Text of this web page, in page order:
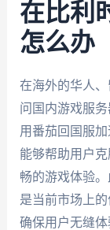
在比利
怎么办
在海外的华人
问国内游戏服
用番茄回国服
能够帮助用户
畅的游戏体验
是当前市场上
确保用户无缝体